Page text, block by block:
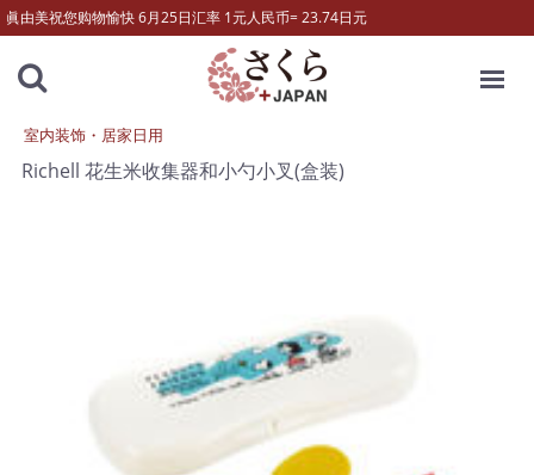
眞由美祝您购物愉快 6月25日汇率 1元人民币= 23.74日元
室内装饰・居家日用
Richell 花生米收集器和小勺小叉(盒装)